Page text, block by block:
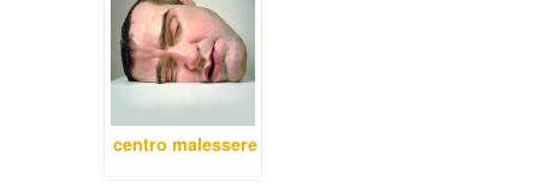
centro malessere